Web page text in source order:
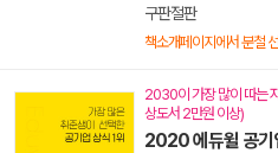
구판절판
책소개페이지에서 분철
2030이 가장 많이 따는
상도서 2만원 이상)
2020 에듀윌 공기